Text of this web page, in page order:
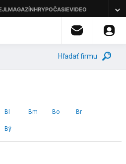
Hľadať firmu
Bl Bm Bo Br
Bý